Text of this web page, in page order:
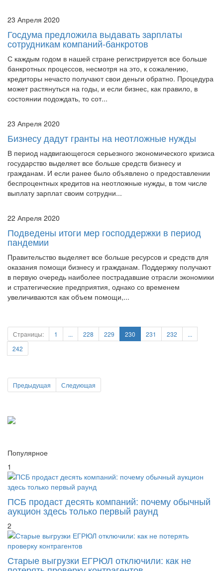
23 Апреля 2020
Госдума предложила выдавать зарплаты
сотрудникам компаний-банкротов
С каждым годом в нашей стране регистрируется все больше
банкротных процессов, несмотря на это, к сожалению,
кредиторы нечасто получают свои деньги обратно. Процедура
может растянуться на годы, и если бизнес, как правило, в
состоянии подождать, то сот...
23 Апреля 2020
Бизнесу дадут гранты на неотложные нужды
В период надвигающегося серьезного экономического кризиса
государство выделяет все больше средств бизнесу и
гражданам. И если ранее было объявлено о предоставлении
беспроцентных кредитов на неотложные нужды, в том числе
выплату зарплат своим сотрудни...
22 Апреля 2020
Подведены итоги мер господдержки в период
пандемии
Правительство выделяет все больше ресурсов и средств для
оказания помощи бизнесу и гражданам. Поддержку получают
в первую очередь наиболее пострадавшие отрасли экономики
и стратегические предприятия, однако со временем
увеличиваются как объем помощи,...
Страницы: 1 ... 228 229 230 231 232
...
242
Предыдущая Следующая
Популярное
1
ПСБ продаст десять компаний: почему обычный
аукцион здесь только первый раунд
2
Старые выгрузки ЕГРЮЛ отключили: как не